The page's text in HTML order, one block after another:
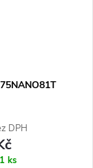
DPH
1 ks